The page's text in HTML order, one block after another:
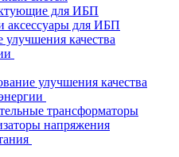
для ИБП
аксессуары для ИБП
качества
улучшения качества
трансформаторы
напряжения